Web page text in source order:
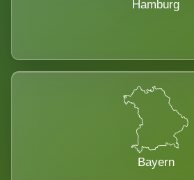
Hamburg
Bayern